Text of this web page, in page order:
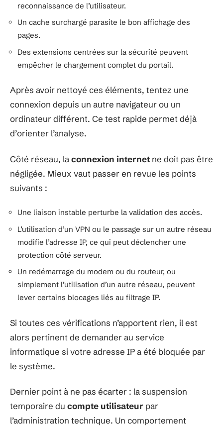
reconnaissance de l’utilisateur.
Un cache surchargé parasite le bon affichage des
pages.
Des extensions centrées sur la sécurité peuvent
empêcher le chargement complet du portail.
Après avoir nettoyé ces éléments, tentez une
connexion depuis un autre navigateur ou un
ordinateur différent. Ce test rapide permet déjà
d’orienter l’analyse.
Côté réseau, laconnexion internet ne doit pas être
négligée. Mieux vaut passer en revue les points
suivants :
Une liaison instable perturbe la validation des accès.
L’utilisation d’un VPN ou le passage sur un autre réseau
modifie l’adresse IP, ce qui peut déclencher une
protection côté serveur.
Un redémarrage du modem ou du routeur, ou
simplement l’utilisation d’un autre réseau, peuvent
lever certains blocages liés au filtrage IP.
Si toutes ces vérifications n’apportent rien, il est
alors pertinent de demander au service
informatique si votre adresse IP a été bloquée par
le système.
Dernier point à ne pas écarter : la suspension
temporaire du compte utilisateur par
l’administration technique. Un comportement